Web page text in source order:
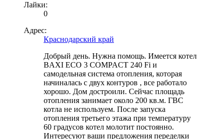
Лайки:
0
Адрес:
Краснодарский край
Добрый день. Нужна помощь. Имеется котел
BAXI ECO 3 COMPACT 240 Fi и
самодельная система отопления, которая
начиналась с двух контуров , все работало
хорошо. Дом достроили. Сейчас площадь
отопления занимает около 200 кв.м. ГВС
котла не используем. После запуска
отопления третьего этажа при температуру
60 градусов котел молотит постоянно.
Интересуют ваши предложения переделки